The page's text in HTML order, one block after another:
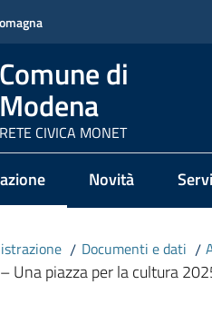
Comune di
Modena
RETE CIVICA MONET
Novità
/ Documenti e dati /
Una piazza per la cultura